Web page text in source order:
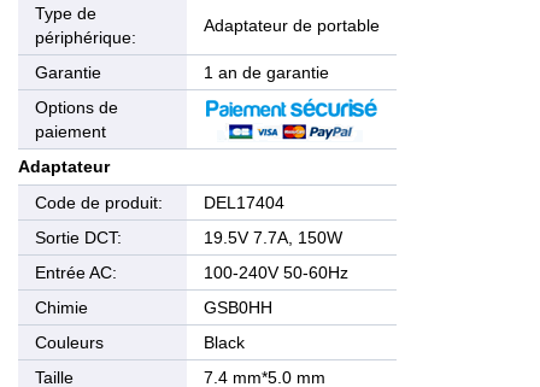
Type de
périphérique:
Adaptateur de portable
Garantie
1 an de garantie
Options de
paiement
Adaptateur
Code de produit:
DEL17404
Sortie DCT:
19.5V 7.7A, 150W
Entrée AC:
100-240V 50-60Hz
Chimie
GSB0HH
Couleurs
Black
Taille
7.4 mm*5.0 mm